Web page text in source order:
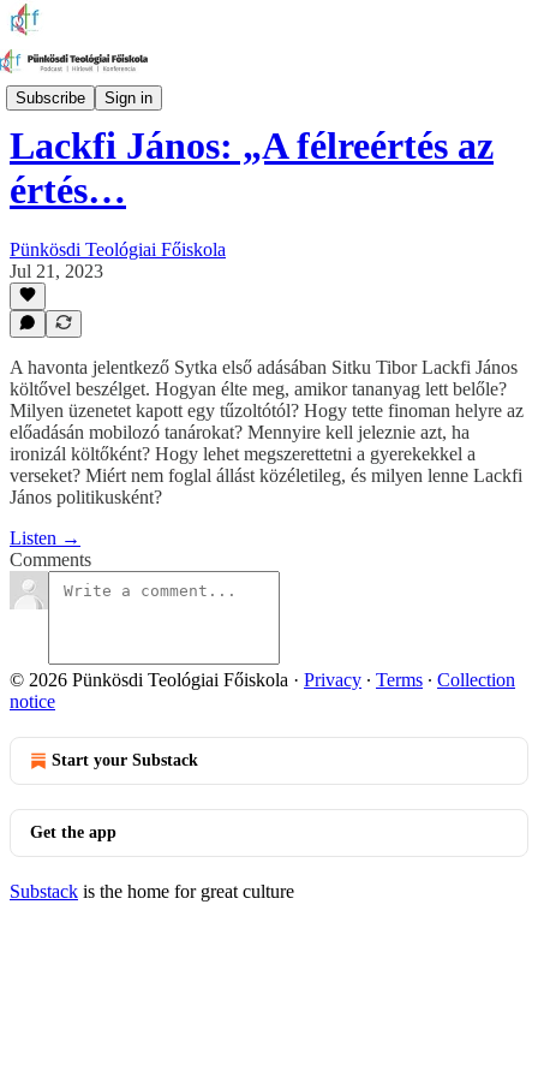
Subscribe Sign in
Sytka Podcast – Sitku Tiborral
Lackfi János: „A félreértés az
értés…
Pünkösdi Teológiai Főiskola
Jul 21, 2023
A havonta jelentkező Sytka első adásában Sitku Tibor Lackfi János
költővel beszélget. Hogyan élte meg, amikor tananyag lett belőle?
Milyen üzenetet kapott egy tűzoltótól? Hogy tette finoman helyre az
előadásán mobilozó tanárokat? Mennyire kell jeleznie azt, ha
ironizál költőként? Hogy lehet megszerettetni a gyerekekkel a
verseket? Miért nem foglal állást közéletileg, és milyen lenne Lackfi
János politikusként?
Listen →
Comments
© 2026 Pünkösdi Teológiai Főiskola · Privacy ∙ Terms ∙ Collection
notice
Start your Substack
Get the app
Substack is the home for great culture